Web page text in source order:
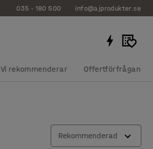
035 - 180 500 info@ajprodukter.se
Vi rekommenderar Offertförfrågan
Rekommenderad